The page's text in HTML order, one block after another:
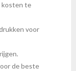
kosten te
voor
de beste